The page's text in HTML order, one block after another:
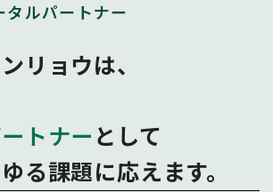
ルパートナー
リョウは、
トナーとして
る課題に応えます。